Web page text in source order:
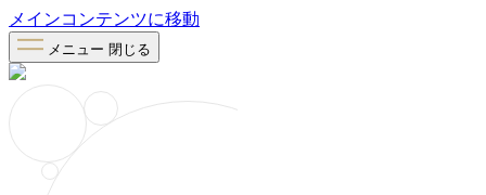
メインコンテンツに移動
メニュー 閉じる